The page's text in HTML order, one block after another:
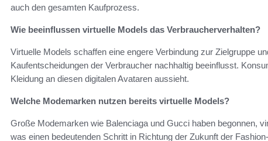
auch den gesamten Kaufprozess.
Wie beeinflussen virtuelle Models das Verbraucherverhalten?
Virtuelle Models schaffen eine engere Verbindung zur Zielgruppe
Kaufentscheidungen der Verbraucher nachhaltig beeinflusst.
Kleidung an diesen digitalen Avataren aussieht.
Welche Modemarken nutzen bereits virtuelle Models?
Große Modemarken wie Balenciaga und Gucci haben begonnen,
was einen bedeutenden Schritt in Richtung der Zukunft der